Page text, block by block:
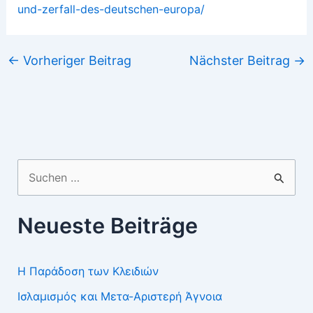
und-zerfall-des-deutschen-europa/
← Vorheriger Beitrag Nächster Beitrag →
Suchen
nach:
Neueste Beiträge
Η Παράδοση των Κλειδιών
Ισλαμισμός και Μετα-Αριστερή Άγνοια